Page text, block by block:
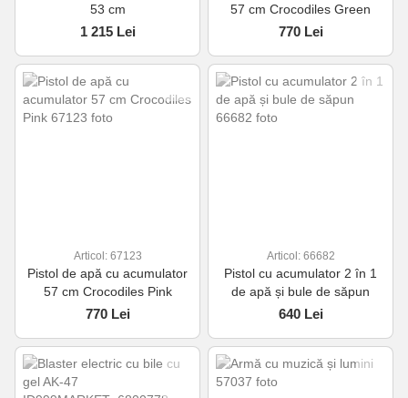
53 cm
1 215 Lei
57 cm Crocodiles Green
770 Lei
Articol: 67123
Pistol de apă cu acumulator
57 cm Crocodiles Pink
770 Lei
Articol: 66682
Pistol cu acumulator 2 în 1
de apă și bule de săpun
640 Lei